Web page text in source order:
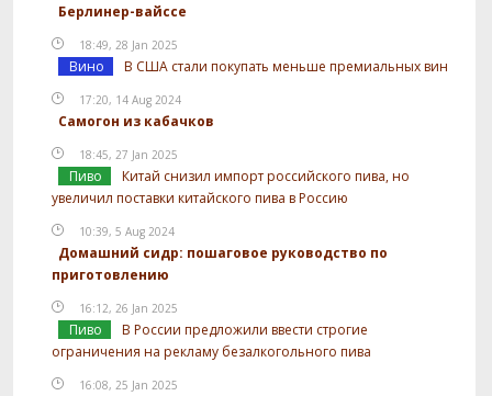
Берлинер-вайссе
18:49, 28 Jan 2025
Вино В США стали покупать меньше премиальных вин
17:20, 14 Aug 2024
Самогон из кабачков
18:45, 27 Jan 2025
Пиво
Китай снизил импорт российского пива, но
увеличил поставки китайского пива в Россию
10:39, 5 Aug 2024
Домашний сидр: пошаговое руководство по
приготовлению
16:12, 26 Jan 2025
Пиво
В России предложили ввести строгие
ограничения на рекламу безалкогольного пива
16:08, 25 Jan 2025